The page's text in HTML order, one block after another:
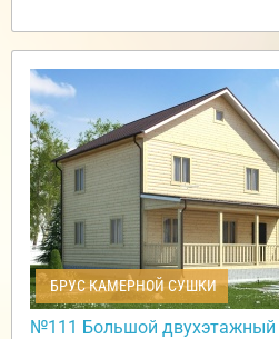
БРУС КАМЕРНОЙ СУШКИ
№111 Большой двухэтажный